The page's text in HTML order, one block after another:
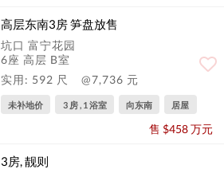
高层东南3房 笋盘放售
坑口 富宁花园
6座 高层 B室
实用: 592 尺
@7,736 元
未补地价 3 房 , 1 浴室 向东南 居屋
售 $458 万元
3房, 靓则